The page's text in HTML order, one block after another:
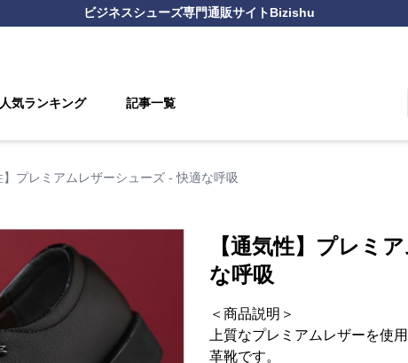
ビジネスシューズ専門通販サイトBizishu
人気ランキング 記事一覧
】プレミアムレザーシューズ - 快適な呼吸
【通気性】プレミ
な呼吸
＜商品説明＞
上質なプレミアムレザーを使
革靴です。